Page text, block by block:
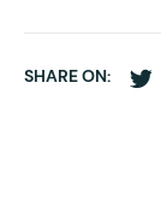
SHARE ON: